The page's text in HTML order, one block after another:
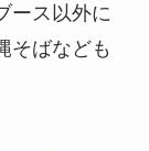
ース以外に
そばなども